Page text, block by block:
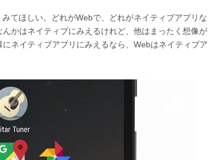
てほしい。どれがWebで、どれがネイティブアプリな
かはネイティブにみえるけれど、他はまったく想像が
ネイティブアプリにみえるなら、Webはネイティブア